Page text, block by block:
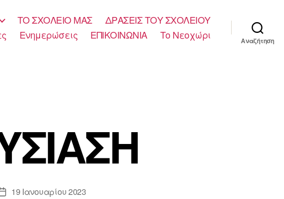
ΤΟ ΣΧΟΛΕΙΟ ΜΑΣ
ΔΡΑΣΕΙΣ ΤΟΥ ΣΧΟΛΕΙΟΥ
Ενημερώσεις ΕΠΙΚΟΙΝΩΝΙΑ Το Νεοχώρι Αναζήτηση
Ημ.19 Ιανουαρίου 2023